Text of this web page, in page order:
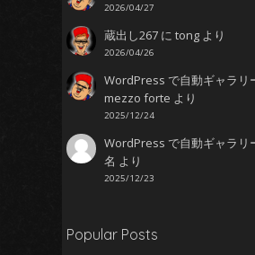
2026/04/27
蔵出し267 にtong より
2026/04/26
WordPress で自動ギャラリ
mezzo forte より
2025/12/24
WordPress で自動ギャラリ
名 より
2025/12/23
Popular Posts